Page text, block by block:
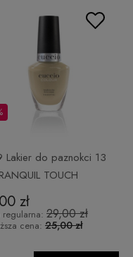
Lakier do paznokci 13
TOUCH
zł
regularna: 29,00 zł
cena: 25,00 zł